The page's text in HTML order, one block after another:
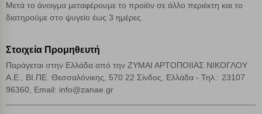
Μετά το άνοιγμα μεταφέρουμε το προϊόν σε άλλο περιέκτη και το
διατηρούμε στο ψυγείο έως 3 ημέρες.
Στοιχεία Προμηθευτή
Παράγεται στην Ελλάδα από την ΖΥΜΑΙ ΑΡΤΟΠΟΙΙΑΣ ΝΙΚΟΓΛΟΥ
Α.Ε., ΒΙ.ΠΕ. Θεσσαλόνικης, 570 22 Σίνδος, Ελλάδα - Τηλ.: 23107
96360, Email: info@zanae.gr